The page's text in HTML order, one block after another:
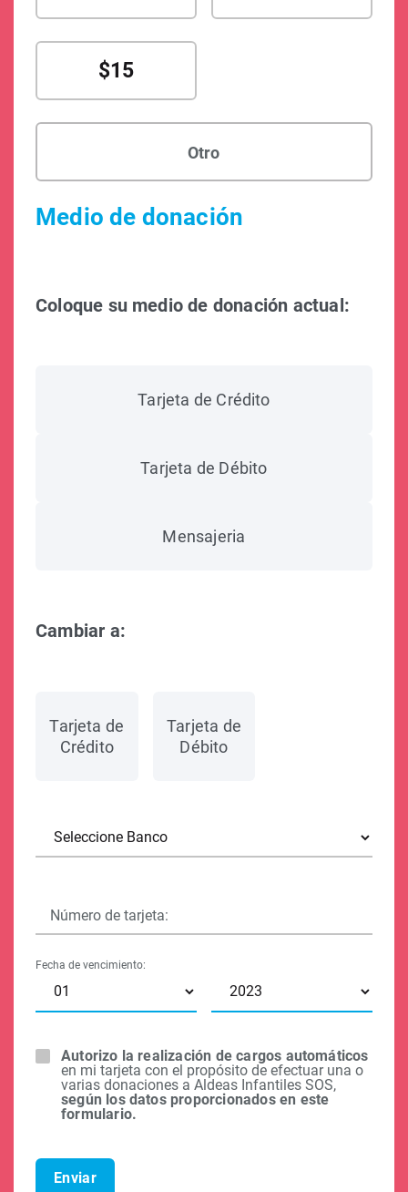
$15
Medio de donación
Coloque su medio de donación actual:
Tarjeta de Crédito
Tarjeta de Débito
Mensajeria
Cambiar a:
Tarjeta de
Crédito
Tarjeta de
Débito
Número de tarjeta:
Fecha de vencimiento:
Autorizo la realización de cargos automáticos
en mi tarjeta con el propósito de efectuar una o
varias donaciones a Aldeas Infantiles SOS,
según los datos proporcionados en este
formulario.